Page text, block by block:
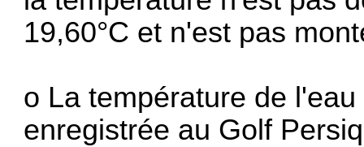
19,60°C et n'est pas
o La température de
enregistrée au Golf